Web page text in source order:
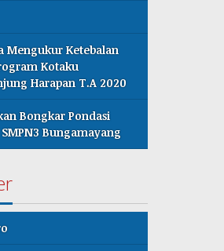
Mengukur Ketebalan
Kotaku
Harapan T.A 2020
Bongkar Pondasi
Bungamayang